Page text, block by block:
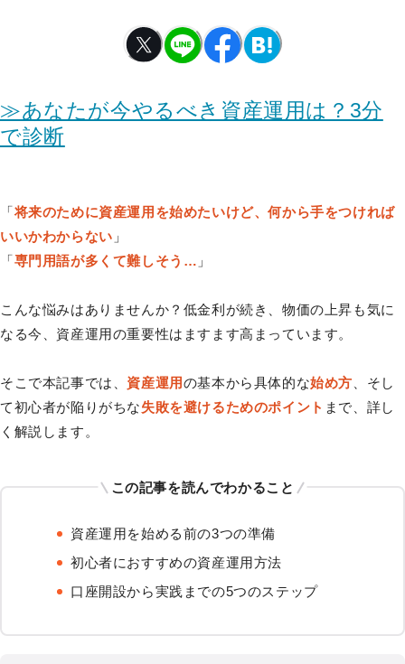
≫あなたが今やるべき資産運用は？3分
で診断
「将来のために資産運用を始めたいけど、何から手をつければ
いいかわからない 」
「専門用語が多くて難しそう… 」
こんな悩みはありませんか？低金利が続き、物価の上昇も気に
なる今、資産運用の重要性はますます高まっています。
そこで本記事では、 資産運用の基本から具体的な始め方 、そし
て初心者が陥りがちな失敗を避けるためのポイント まで、詳し
く解説します。
この記事を読んでわかること
資産運用を始める前の3つの準備
初心者におすすめの資産運用方法
口座開設から実践までの5つのステップ